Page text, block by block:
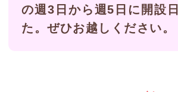
の週3日から週5日に開設
た。ぜひお越しください。